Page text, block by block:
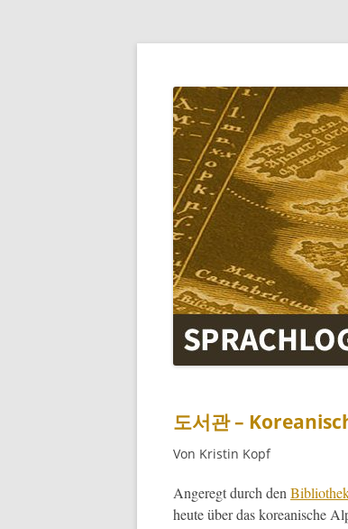
SPRACHLOG
도서관 –
Von Kristin Kopf
Angeregt durch den
heute über das kore­anis­che